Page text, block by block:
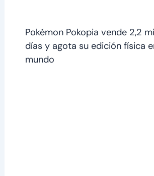
Pokémon Pokopia vende 2,2
días y agota su edición física
mundo